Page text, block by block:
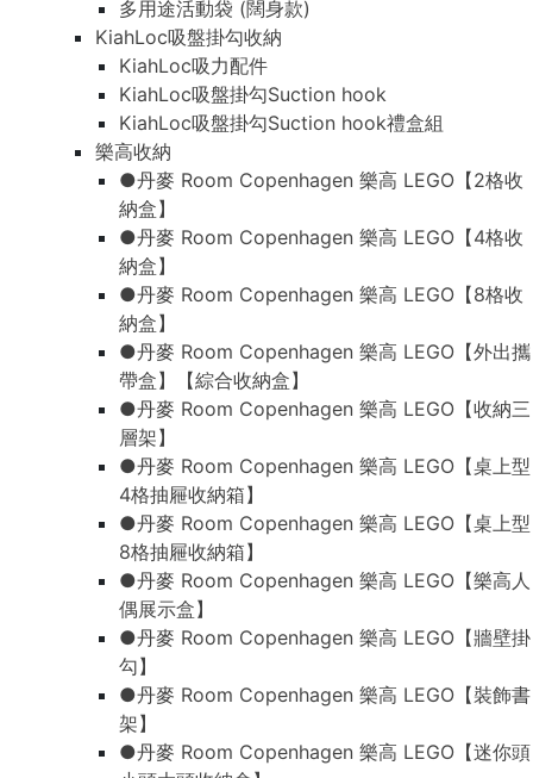
多用途活動袋 (闊身款)
KiahLoc吸盤掛勾收納
KiahLoc吸力配件
KiahLoc吸盤掛勾Suction hook
KiahLoc吸盤掛勾Suction hook禮盒組
樂高收納
●丹麥 Room Copenhagen 樂高 LEGO【2格收
納盒】
●丹麥 Room Copenhagen 樂高 LEGO【4格收
納盒】
●丹麥 Room Copenhagen 樂高 LEGO【8格收
納盒】
●丹麥 Room Copenhagen 樂高 LEGO【外出攜
帶盒】【綜合收納盒】
●丹麥 Room Copenhagen 樂高 LEGO【收納三
層架】
●丹麥 Room Copenhagen 樂高 LEGO【桌上型
4格抽屜收納箱】
●丹麥 Room Copenhagen 樂高 LEGO【桌上型
8格抽屜收納箱】
●丹麥 Room Copenhagen 樂高 LEGO【樂高人
偶展示盒】
●丹麥 Room Copenhagen 樂高 LEGO【牆壁掛
勾】
●丹麥 Room Copenhagen 樂高 LEGO【裝飾書
架】
●丹麥 Room Copenhagen 樂高 LEGO【迷你頭